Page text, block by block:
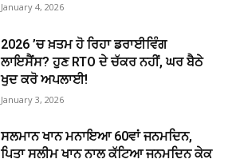
January 4, 2026
2026 ’ਚ ਖ਼ਤਮ ਹੋ ਰਿਹਾ ਡਰਾਈਵਿੰਗ
ਲਾਇਸੈਂਸ? ਹੁਣ RTO ਦੇ ਚੱਕਰ ਨਹੀਂ, ਘਰ ਬੈਠੇ
ਖੁਦ ਕਰੋ ਅਪਲਾਈ!
January 3, 2026
ਸਲਮਾਨ ਖਾਨ ਮਨਾਇਆ 60ਵਾਂ ਜਨਮਦਿਨ,
ਪਿਤਾ ਸਲੀਮ ਖਾਨ ਨਾਲ ਕੱਟਿਆ ਜਨਮਦਿਨ ਕੇਕ